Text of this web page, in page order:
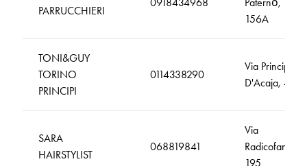
PARRUCCHIERI
156A
TONI&GUY
TORINO
PRINCIPI
0114338290
Via Principi
D'Acaja, 49
SARA
HAIRSTYLIST
068819841
Via
Radicofani,
195